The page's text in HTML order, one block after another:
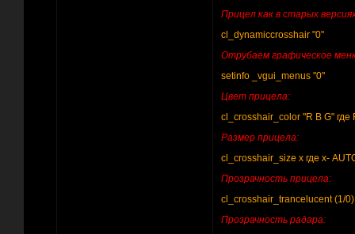
Прицел как в старых
cl_dynamiccrosshair "0"
Отрубаем графическое
setinfo _vgui_menus "0"
Цвет прицела:
cl_crosshair_color "R B G"
Размер прицела:
cl_crosshair_size x где х-
Прозрачность прицела:
cl_crosshair_trancelucent (1/0)
Прозрачность радара: